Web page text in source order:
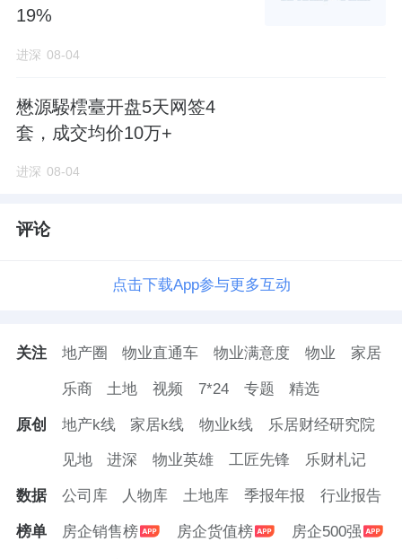
19%
进深 08-04
懋源騴橒臺开盘5天网签4
套，成交均价10万+
进深 08-04
评论
点击下载App参与更多互动
关注 地产圈 物业直通车 物业满意度 物业 家居
乐商 土地 视频 7*24 专题 精选
原创 地产k线 家居k线 物业k线 乐居财经研究院
见地 进深 物业英雄 工匠先锋 乐财札记
数据 公司库 人物库 土地库 季报年报 行业报告
榜单 房企销售榜 房企货值榜 房企500强